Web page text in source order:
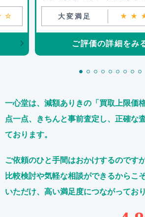
たです。
大変満足
ご評価の詳細をみ
一心堂は、減額ありきの「買取上限価
点一点、きちんと事前査定し、正確な
ております。
ご依頼のひと手間はおかけするのですが
比較検討や気軽な相談ができるからこそ
いただけ、高い満足度につながっており